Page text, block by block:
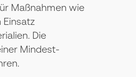
Maßnahmen wie
Einsatz
Die
Mindest-